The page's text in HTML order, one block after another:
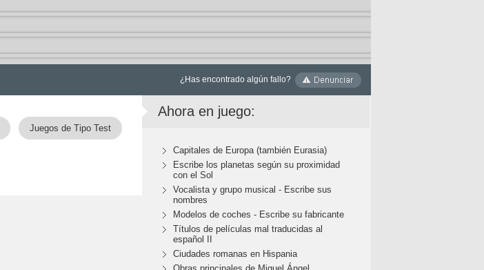
¿Has encontrado algún fallo?
Juegos de Tipo Test
Ahora en juego:
Capitales de Europa (también Eurasia)
Escribe los planetas según su proximidad
con el Sol
Vocalista y grupo musical - Escribe sus
nombres
Modelos de coches - Escribe su fabricante
Títulos de películas mal traducidas al
español II
Ciudades romanas en Hispania